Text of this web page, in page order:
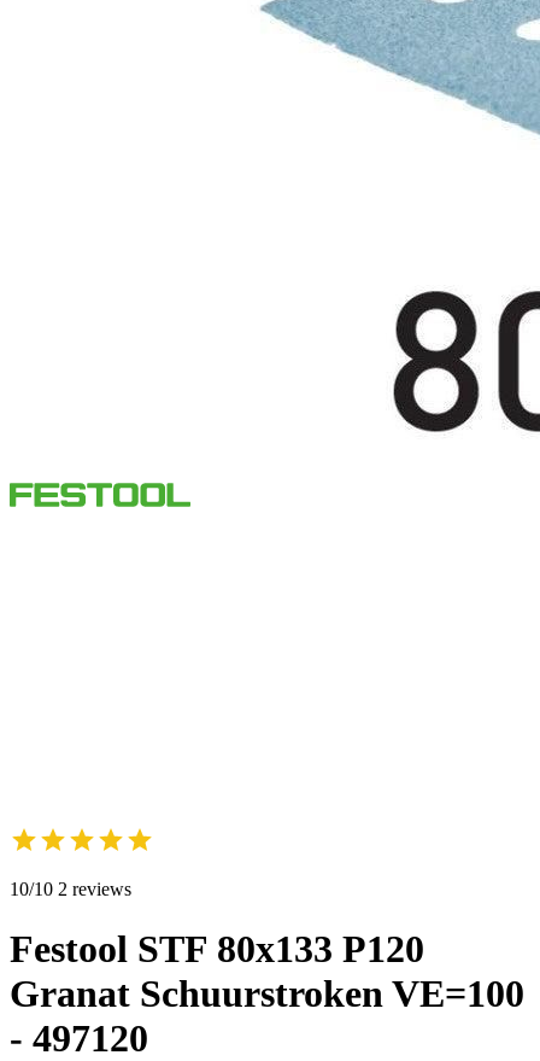
10/10 2 reviews
Festool STF 80x133 P120
Granat Schuurstroken VE=100
- 497120